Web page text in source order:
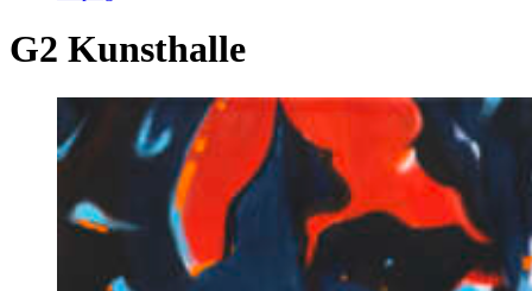
G2 Kunsthalle